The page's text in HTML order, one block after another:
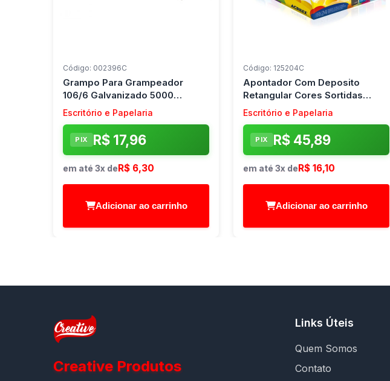
Código: 002396C
Grampo Para Grampeador
106/6 Galvanizado 5000
Grampos Acc (Caixa)
Escritório e Papelaria
PIX R$ 17,96
em até 3x deR$ 6,30
Adicionar ao carrinho
Código: 125204C
Apontador Com Deposito
Retangular Cores Sortidas
Acrilex C/ 24 Unidades
Escritório e Papelaria
PIX R$ 45,89
em até 3x deR$ 16,10
Adicionar ao carrinho
Creative Produtos
Links Úteis
Quem Somos
Contato